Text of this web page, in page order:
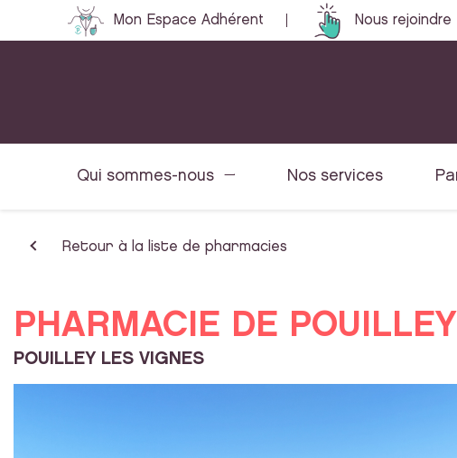
Mon Espace Adhérent Nous rejoindre
Qui sommes-nous Nos services
Retour à la liste de pharmacies
PHARMACIE DE
POUILLEY LES VIGNES